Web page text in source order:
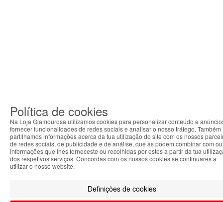
Política de cookies
Na Loja Glamourosa utilizamos cookies para personalizar conteúdo e
fornecer funcionalidades de redes sociais e analisar o nosso tráfego. Também
partilhamos informações acerca da tua utilização do site com os nossos
de redes sociais, de publicidade e de análise, que as podem combinar com
informações que lhes forneceste ou recolhidas por estes a partir da tua
dos respetivos serviços. Concordas com os nossos cookies se continuares a
utilizar o nosso website.
Definições de cookies